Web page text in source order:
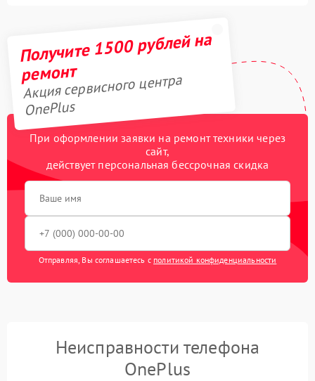
Получите 1500 рублей на
ремонт
Акция сервисного центра
OnePlus
При оформлении заявки на ремонт техники через
сайт,
действует персональная бессрочная скидка
Отправляя, Вы соглашаетесь с политикой конфиденциальности
Неисправности телефона
OnePlus